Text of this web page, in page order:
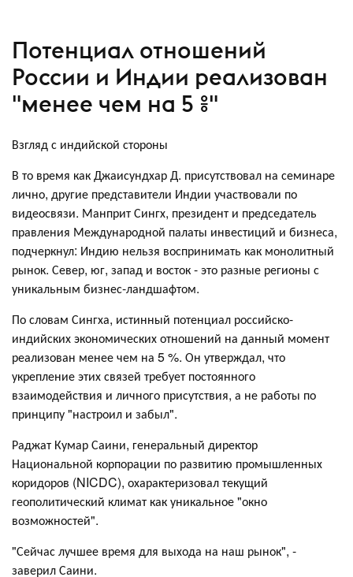
Потенциал отношений
России и Индии реализован
"менее чем на 5 %"
Взгляд с индийской стороны
В то время как Джаисундхар Д. присутствовал на семинаре
лично, другие представители Индии участвовали по
видеосвязи. Манприт Сингх, президент и председатель
правления Международной палаты инвестиций и бизнеса,
подчеркнул: Индию нельзя воспринимать как монолитный
рынок. Север, юг, запад и восток - это разные регионы с
уникальным бизнес-ландшафтом.
По словам Сингха, истинный потенциал российско-
индийских экономических отношений на данный момент
реализован менее чем на 5 %. Он утверждал, что
укрепление этих связей требует постоянного
взаимодействия и личного присутствия, а не работы по
принципу "настроил и забыл".
Раджат Кумар Саини, генеральный директор
Национальной корпорации по развитию промышленных
коридоров (NICDC), охарактеризовал текущий
геополитический климат как уникальное "окно
возможностей".
"Сейчас лучшее время для выхода на наш рынок", -
заверил Саини.